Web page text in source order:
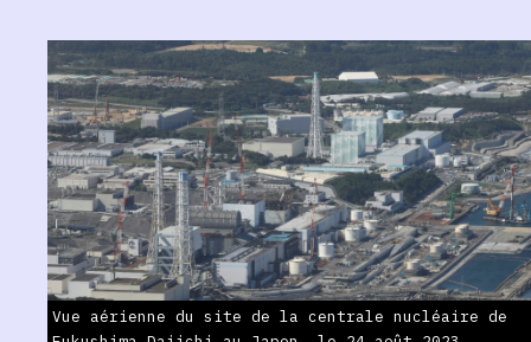
Vue aérienne du site de la centrale nucléaire de